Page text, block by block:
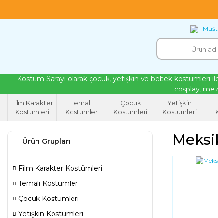
Kostüm Sarayı olarak çocuk, yetişkin ve bebek kostümleri
cosplay,
Film Karakter
Kostümleri
Temalı
Kostümler
Çocuk
Kostümleri
Yetişkin
Kostümleri
Ürün Grupları
Film Karakter Kostümleri
Temalı Kostümler
Çocuk Kostümleri
Yetişkin Kostümleri